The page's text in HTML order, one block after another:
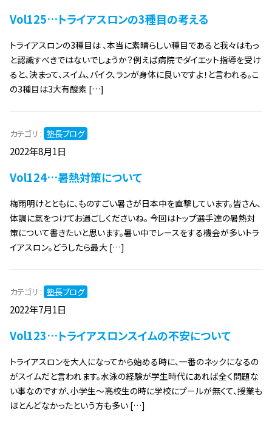
Vol125…トライアスロンの3種目の考える
トライアスロンの3種目は 、本当に素晴らしい種目であると我々はもっ
と認識すべきではないでしょうか？例えば病院でダイエット指導を受け
ると、決まって、スイム、バイク、ランが身体に良いですよ！と言われる。こ
の3種目は3大有酸素 […]
カテゴリ : 塾長ブログ
2022年8月1日
Vol124…暑熱対策について
梅雨明けとともに、ものすごい暑さが日本中を直撃しています。皆さん、
体調に氣をつけてお過ごしくださいね。 今回はトップ選手達の暑熱対
策について書きたいと思います。暑い中でレースをする機会が多いトラ
イアスロン。どうしたら最大 […]
カテゴリ : 塾長ブログ
2022年7月1日
Vol123…トライアスロンスイムの不安について
トライアスロンを大人になってから始める時に、一番のネックになるの
がスイムだと言われます。水泳の経験が学生時代にあれば全く問題な
い事なのですが、小学生～高校生の時に学校にプールが無くて、授業も
ほとんどなかったという方も多い […]